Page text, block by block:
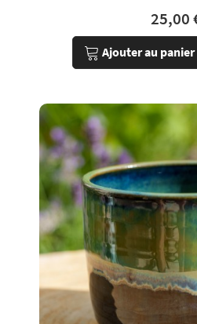
25,00
Ajouter au panier